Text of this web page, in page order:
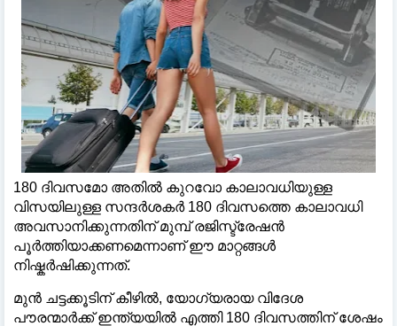
180 ദിവസമോ അതിൽ കുറവോ കാലാവധിയുള്ള
വിസയിലുള്ള സന്ദർശകർ 180 ദിവസത്തെ കാലാവധി
അവസാനിക്കുന്നതിന് മുമ്പ് രജിസ്ട്രേഷൻ
പൂർത്തിയാക്കണമെന്നാണ് ഈ മാറ്റങ്ങൾ
നിഷ്കർഷിക്കുന്നത്.
മുൻ ചട്ടക്കൂടിന് കീഴിൽ, യോഗ്യരായ വിദേശ
പൗരന്മാർക്ക് ഇന്ത്യയിൽ എത്തി 180 ദിവസത്തിന് ശേഷം